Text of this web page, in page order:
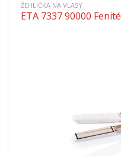
ŽEHLIČKA NA VLASY
ETA 7337 90000 Fenité